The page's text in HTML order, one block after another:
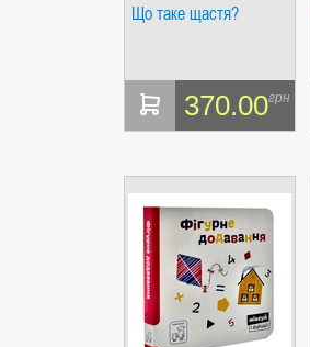
Що таке щастя?
370.00грн